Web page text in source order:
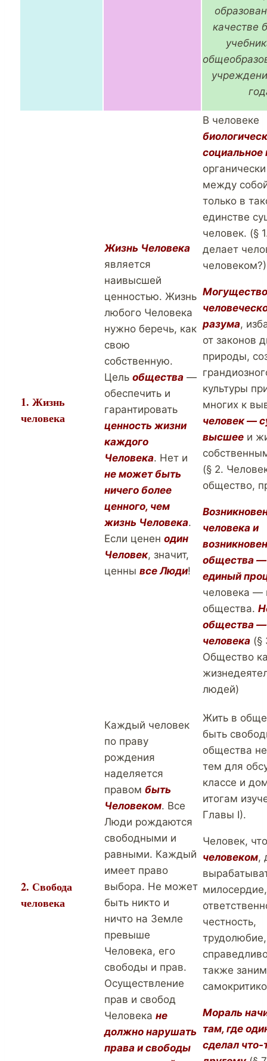
качестве
1. Жизнь
человека
Жизнь Человека
является
наивысшей
ценностью. Жизнь
любого Человека
нужно беречь, как
свою
собственную.
Цель общества —
обеспечить и
гарантировать
ценность жизни
каждого
Человека. Нет и
не может быть
ничего более
ценного, чем
жизнь Человека.
Если ценен один
Человек, значит,
ценны все Люди!
В человеке
социальное
между
только в
единстве
человек. (§
делает
человеком?)
Могущество
разума,
от законов
природы,
культуры
многих к
человек —
высшее и
(§ 2.
общество,
человека и
общества —
единый
человека —
общества.
общества —
человека (§
Общество
людей)
2. Свобода
человека
Каждый человек
по праву
рождения
наделяется
правом быть
Человеком. Все
Люди рождаются
свободными и
равными. Каждый
имеет право
выбора. Не может
быть никто и
ничто на Земле
превыше
Человека, его
свободы и прав.
Осуществление
прав и свобод
Человека не
должно нарушать
права и свободы
Жить в
быть
общества
тем для
классе и
итогам
Главы І).
Человек,
человеком,
милосердие,
честность,
трудолюбие,
также
Мораль
там, где
сделал что-